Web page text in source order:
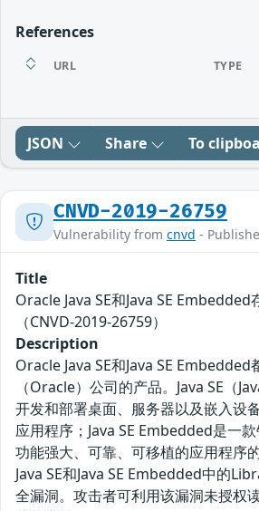
References
URL TYPE
JSON Share To
CNVD-2019-26759
Vulnerability from cnvd -
Title
Oracle Java SE和Java SE Embedded
（CNVD-2019-26759）
Description
Oracle Java SE和Java SE Embedded
（Oracle）公司的产品。Java SE（
开发和部署桌面、服务器以及嵌入设
应用程序；Java SE Embedded是一
功能强大、可靠、可移植的应用程序
Java SE和Java SE Embedded中的
全漏洞。攻击者可利用该漏洞未授权